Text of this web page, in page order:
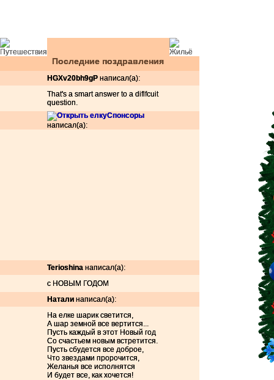
Последние поздравления
HGXv20bh9gP написал(а):
That's a smart answer to a diflfcuit
question.
Спонсоры
написал(а):
Terioshina написал(а):
с НОВЫМ ГОДОМ
Натали написал(а):
На елке шарик светится,
А шар земной все вертится...
Пусть каждый в этот Новый год
Со счастьем новым встретится.
Пусть сбудется все доброе,
Что звездами пророчится,
Желанья все исполнятся
И будет все, как хочется!